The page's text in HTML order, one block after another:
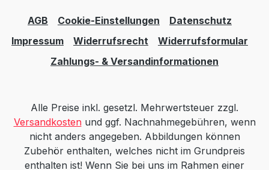
AGB Cookie-Einstellungen
Datenschutz
Impressum
Widerrufsrecht
Widerrufsformular
Zahlungs- & Versandinformationen
Alle Preise inkl. gesetzl. Mehrwertsteuer zzgl.
Versandkostenund ggf. Nachnahmegebühren, wenn
nicht anders angegeben. Abbildungen können
Zubehör enthalten, welches nicht im Grundpreis
enthalten ist! Wenn Sie bei uns im Rahmen einer